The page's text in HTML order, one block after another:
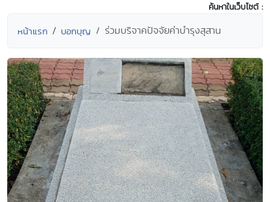
ค้นหาในเว็บไซต์ :
หน้าแรก บอกบุญ ร่วมบริจาคปัจจัยค่าบำรุงสุสาน